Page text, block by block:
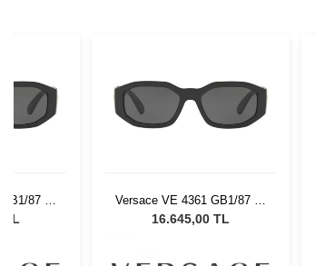
87 53
TL
Versace VE 4361 GB1/87 53
Kadın Güneş Gözlüğü
16.645,00 TL